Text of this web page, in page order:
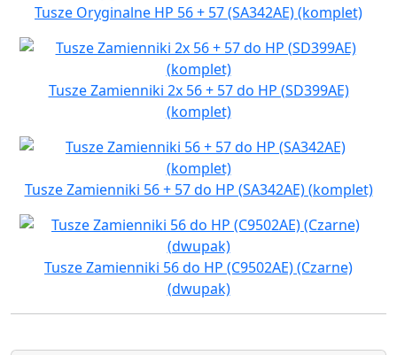
Tusze Oryginalne HP 56 + 57 (SA342AE) (komplet)
Tusze Zamienniki 2x 56 + 57 do HP (SD399AE)
(komplet)
Tusze Zamienniki 56 + 57 do HP (SA342AE) (komplet)
Tusze Zamienniki 56 do HP (C9502AE) (Czarne)
(dwupak)